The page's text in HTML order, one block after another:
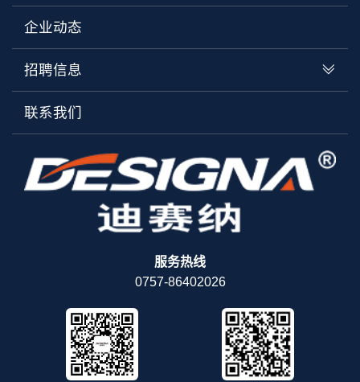
企业动态
招聘信息
联系我们
服务热线
0757-86402026